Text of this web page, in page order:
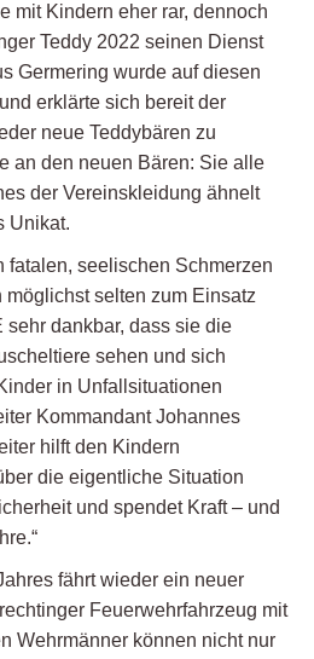
mit Kindern eher rar, dennoch
Teddy 2022 seinen Dienst
Germering wurde auf diesen
erklärte sich bereit der
neue Teddybären zu
an den neuen Bären: Sie alle
der Vereinskleidung ähnelt
Unikat.
fatalen, seelischen Schmerzen
selten zum Einsatz
sehr dankbar, dass sie die
sehen und sich
in Unfallsituationen
Kommandant Johannes
hilft den Kindern
die eigentliche Situation
und spendet Kraft – und
fährt wieder ein neuer
Feuerwehrfahrzeug mit
Wehrmänner können nicht nur